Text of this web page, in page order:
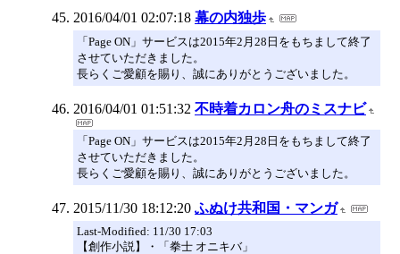
2016/04/01 02:07:18 幕の内独歩
「Page ON」サービスは2015年2月28日をもちまして終了
させていただきました。
長らくご愛顧を賜り、誠にありがとうございました。
2016/04/01 01:51:32 不時着カロン舟のミスナビ
「Page ON」サービスは2015年2月28日をもちまして終了
させていただきました。
長らくご愛顧を賜り、誠にありがとうございました。
2015/11/30 18:12:20 ふぬけ共和国・マンガ
Last-Modified: 11/30 17:03
【創作小説】・「拳士 オニキバ」